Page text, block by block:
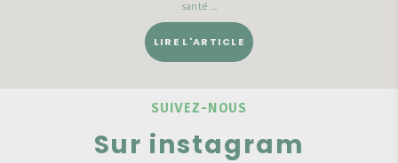
santé ...
LIRE L'ARTICLE
SUIVEZ-NOUS
Sur instagram